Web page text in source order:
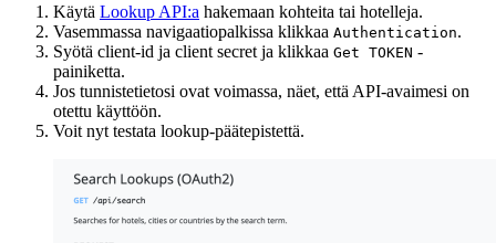
Käytä Lookup API:a hakemaan kohteita tai hotelleja.
Vasemmassa navigaatiopalkissa klikkaa Authentication.
Syötä client-id ja client secret ja klikkaa Get TOKEN -
painiketta.
Jos tunnistetietosi ovat voimassa, näet, että API-avaimesi on
otettu käyttöön.
Voit nyt testata lookup-päätepistettä.